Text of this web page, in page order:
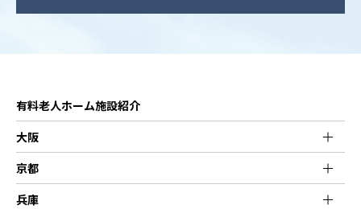
有料老人ホーム施設紹介
大阪
京都
兵庫